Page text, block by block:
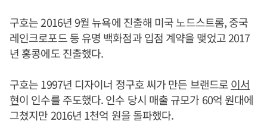
구호는 2016년 9월 뉴욕에 진출해 미국 노드스트롬, 중국
레인크로포드 등 유명 백화점과 입점 계약을 맺었고 2017
년 홍콩에도 진출했다.
구호는 1997년 디자이너 정구호 씨가 만든 브랜드로이서
현이 인수를 주도했다. 인수 당시 매출 규모가 60억 원대에
그쳤지만 2016년 1천억 원을 돌파했다.